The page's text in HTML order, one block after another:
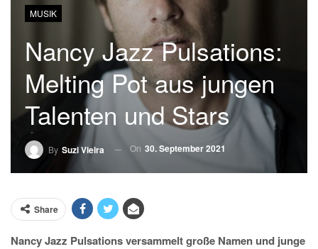
MUSIK
Nancy Jazz Pulsations:
Melting Pot aus jungen
Talenten und Stars
By Suzi Vieira On 30. September 2021
Share
Nancy Jazz Pulsations versammelt große Namen und junge